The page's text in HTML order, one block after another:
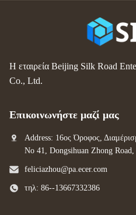
Η εταιρεία Beijing Silk Road
Co., Ltd.
Επικοινωνήστε μαζί μας
Address: 16ος Όροφος,
No 41, Dongsihuan Zhong Road,
feliciazhou@pa.ecer.com
τηλ: 86--13667332386